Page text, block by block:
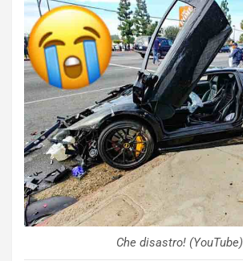
Che disastro! (YouTube)